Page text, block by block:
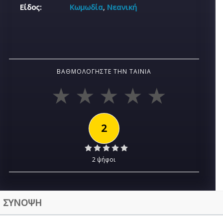
Είδος:
Κωμωδία, Νεανική
ΒΑΘΜΟΛΟΓΉΣΤΕ ΤΗΝ ΤΑΙΝΊΑ
2
2 ψήφοι
ΣΥΝΟΨΗ